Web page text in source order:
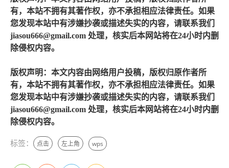
有，本站不拥有其著作权，亦不承担相应法律责任。如果
您发现本站中有涉嫌抄袭或描述失实的内容，请联系我们
jiasou666@gmail.com 处理，核实后本网站将在24小时内删
除侵权内容。
版权声明：本文内容由网络用户投稿，版权归原作者所
有，本站不拥有其著作权，亦不承担相应法律责任。如果
您发现本站中有涉嫌抄袭或描述失实的内容，请联系我们
jiasou666@gmail.com 处理，核实后本网站将在24小时内删
除侵权内容。
标签： 点击 左上角 wps